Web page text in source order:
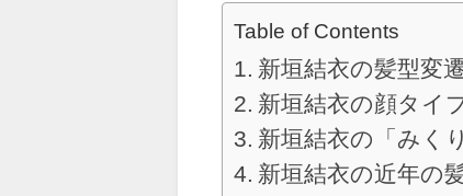
Table of Contents
新垣結衣の髪型変
新垣結衣の顔タイ
新垣結衣の「みく
新垣結衣の近年の